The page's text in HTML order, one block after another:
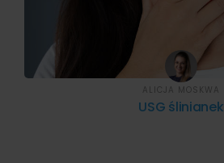
USG ślinianek
ALICJA MOSKWA